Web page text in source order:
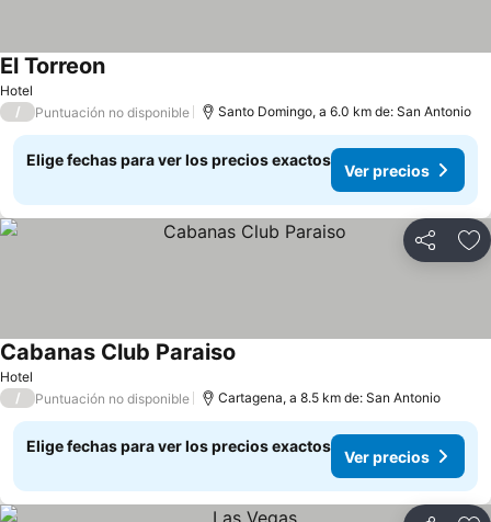
Hotel
El TorreonVer precios
/ Puntuación no disponible Santo Domingo, a 6.0 km de: San Antonio
Elige fechas para ver los precios exactos
Ver precios
Compartir
Hotel
Cabanas Club Paraiso
/ Puntuación no disponible Cartagena, a 8.5 km de: San Antonio
Elige fechas para ver los precios exactos
Ver precios